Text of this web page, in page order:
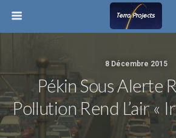
8 Décembre 2015
Pékin Sous Alerte
Pollution Rend L’air «